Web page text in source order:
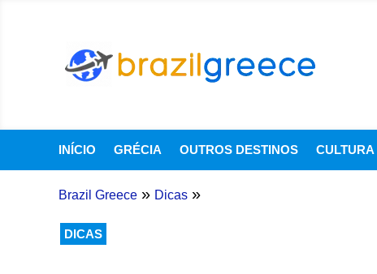
INÍCIO GRÉCIA OUTROS DESTINOS CULTURA
Brazil Greece » Dicas »
DICAS